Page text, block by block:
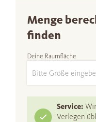
Menge
finden
Deine Raumfläche
Service:
Verlegen